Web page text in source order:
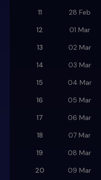
11
28 Feb
12
01 Mar
13
02 Mar
14
03 Mar
15
04 Mar
16
05 Mar
17
06 Mar
18
07 Mar
19
08 Mar
20
09 Mar